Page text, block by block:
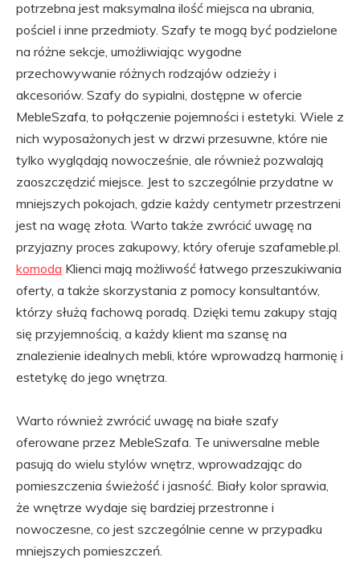
potrzebna jest maksymalna ilość miejsca na ubrania,
pościel i inne przedmioty. Szafy te mogą być podzielone
na różne sekcje, umożliwiając wygodne
przechowywanie różnych rodzajów odzieży i
akcesoriów. Szafy do sypialni, dostępne w ofercie
MebleSzafa, to połączenie pojemności i estetyki. Wiele z
nich wyposażonych jest w drzwi przesuwne, które nie
tylko wyglądają nowocześnie, ale również pozwalają
zaoszczędzić miejsce. Jest to szczególnie przydatne w
mniejszych pokojach, gdzie każdy centymetr przestrzeni
jest na wagę złota. Warto także zwrócić uwagę na
przyjazny proces zakupowy, który oferuje szafameble.pl.
komoda Klienci mają możliwość łatwego przeszukiwania
oferty, a także skorzystania z pomocy konsultantów,
którzy służą fachową poradą. Dzięki temu zakupy stają
się przyjemnością, a każdy klient ma szansę na
znalezienie idealnych mebli, które wprowadzą harmonię i
estetykę do jego wnętrza.
Warto również zwrócić uwagę na białe szafy
oferowane przez MebleSzafa. Te uniwersalne meble
pasują do wielu stylów wnętrz, wprowadzając do
pomieszczenia świeżość i jasność. Biały kolor sprawia,
że wnętrze wydaje się bardziej przestronne i
nowoczesne, co jest szczególnie cenne w przypadku
mniejszych pomieszczeń.